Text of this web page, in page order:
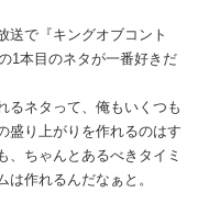
送で『キングオブコント
1本目のネタが一番好きだ
るネタって、俺もいくつも
盛り上がりを作れるのはす
、ちゃんとあるべきタイミ
作れるんだなぁと。